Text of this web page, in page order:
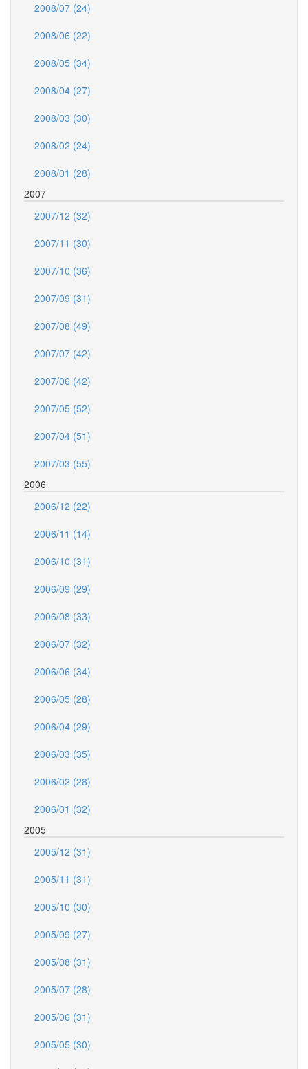
2008/07 (24)
2008/06 (22)
2008/05 (34)
2008/04 (27)
2008/03 (30)
2008/02 (24)
2008/01 (28)
2007
2007/12 (32)
2007/11 (30)
2007/10 (36)
2007/09 (31)
2007/08 (49)
2007/07 (42)
2007/06 (42)
2007/05 (52)
2007/04 (51)
2007/03 (55)
2006
2006/12 (22)
2006/11 (14)
2006/10 (31)
2006/09 (29)
2006/08 (33)
2006/07 (32)
2006/06 (34)
2006/05 (28)
2006/04 (29)
2006/03 (35)
2006/02 (28)
2006/01 (32)
2005
2005/12 (31)
2005/11 (31)
2005/10 (30)
2005/09 (27)
2005/08 (31)
2005/07 (28)
2005/06 (31)
2005/05 (30)